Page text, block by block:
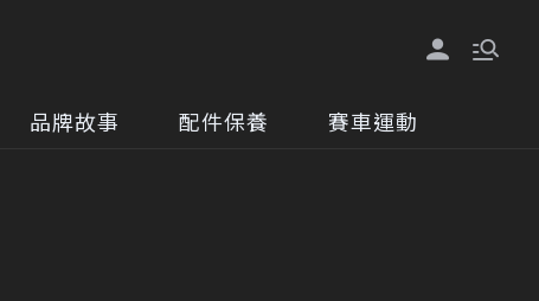
品牌故事 配件保養 賽車運動